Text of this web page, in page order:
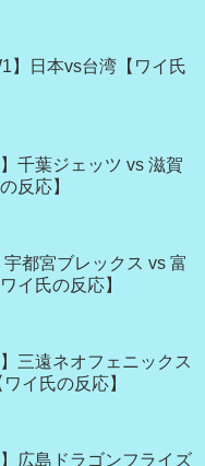
】日本vs台湾【ワイ氏
千葉ジェッツ vs 滋賀
反応】
宇都宮ブレックス vs 富
イ氏の反応】
三遠ネオフェニックス
イ氏の反応】
広島ドラゴンフライズ